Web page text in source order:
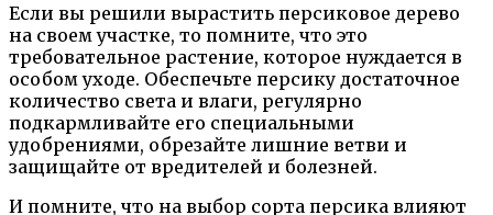
Если вы решили вырастить персиковое дерево
на своем участке, то помните, что это
требовательное растение, которое нуждается в
особом уходе. Обеспечьте персику достаточное
количество света и влаги, регулярно
подкармливайте его специальными
удобрениями, обрезайте лишние ветви и
защищайте от вредителей и болезней.
И помните, что на выбор сорта персика влияют